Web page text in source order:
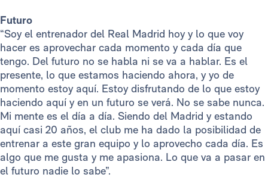
Futuro
“Soy el entrenador del Real Madrid hoy y lo que voy
hacer es aprovechar cada momento y cada día que
tengo. Del futuro no se habla ni se va a hablar. Es el
presente, lo que estamos haciendo ahora, y yo de
momento estoy aquí. Estoy disfrutando de lo que estoy
haciendo aquí y en un futuro se verá. No se sabe nunca.
Mi mente es el día a día. Siendo del Madrid y estando
aquí casi 20 años, el club me ha dado la posibilidad de
entrenar a este gran equipo y lo aprovecho cada día. Es
algo que me gusta y me apasiona. Lo que va a pasar en
el futuro nadie lo sabe”.